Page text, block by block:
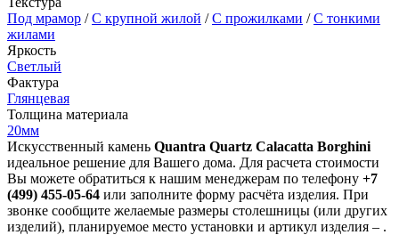
Под мрамор /С крупной жилой /С прожилками /С тонкими
жилами
Яркость
Светлый
Фактура
Глянцевая
Толщина материала
20мм
Искусственный камень Quantra Quartz Calacatta Borghini
идеальное решение для Вашего дома. Для расчета стоимости
Вы можете обратиться к нашим менеджерам по телефону +7
(499) 455-05-64 или заполните форму расчёта изделия. При
звонке сообщите желаемые размеры столешницы (или других
изделий), планируемое место установки и артикул изделия – .